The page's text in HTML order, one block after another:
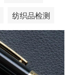
纺织品检测